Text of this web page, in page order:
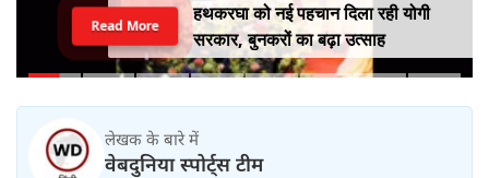
हथकरघा को नई पहचान दिला रही योगी
सरकार, बुनकरों का बढ़ा उत्साह
Read More
लेखक के बारे में
वेबदुनिया स्पोर्ट्स टीम